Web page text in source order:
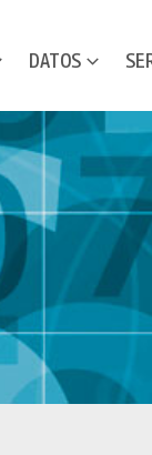
DATOS